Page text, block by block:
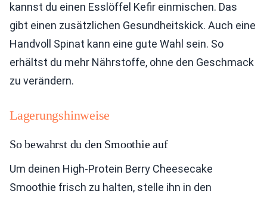
kannst du einen Esslöffel Kefir einmischen. Das
gibt einen zusätzlichen Gesundheitskick. Auch eine
Handvoll Spinat kann eine gute Wahl sein. So
erhältst du mehr Nährstoffe, ohne den Geschmack
zu verändern.
Lagerungshinweise
So bewahrst du den Smoothie auf
Um deinen High-Protein Berry Cheesecake
Smoothie frisch zu halten, stelle ihn in den